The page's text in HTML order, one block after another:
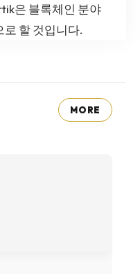
은 블록체인 분야
할 것입니다.
MORE